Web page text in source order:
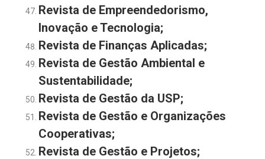
Revista de Empreendedorismo,
Inovação e Tecnologia;
Revista de Finanças Aplicadas;
Revista de Gestão Ambiental e
Sustentabilidade;
Revista de Gestão da USP;
Revista de Gestão e Organizações
Cooperativas;
Revista de Gestão e Projetos;